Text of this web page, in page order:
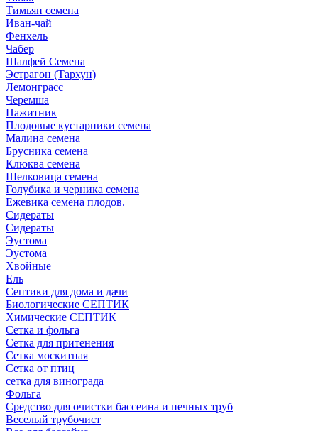
Тимьян семена
Иван-чай
Фенхель
Чабер
Шалфей Семена
Эстрагон (Тархун)
Лемонграсс
Черемша
Пажитник
Плодовые кустарники семена
Малина семена
Брусника семена
Клюква семена
Шелковица семена
Голубика и черника семена
Ежевика семена плодов.
Сидераты
Сидераты
Эустома
Эустома
Хвойные
Ель
Септики для дома и дачи
Биологические СЕПТИК
Химические СЕПТИК
Сетка и фольга
Сетка для притенения
Сетка москитная
Сетка от птиц
сетка для винограда
Фольга
Средство для очистки бассеина и печных труб
Веселый трубочист